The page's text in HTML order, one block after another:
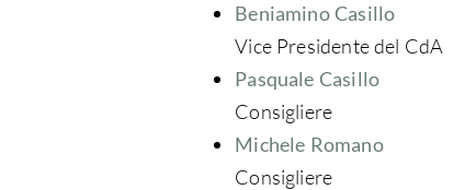
Beniamino Casillo
Vice Presidente del CdA
Pasquale Casillo
Consigliere
Michele Romano
Consigliere